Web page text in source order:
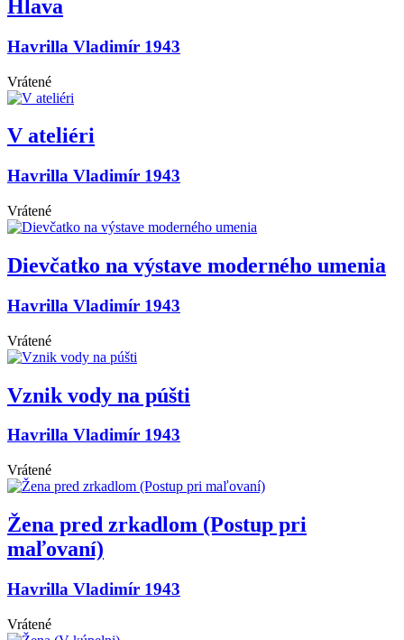
Hlava
Havrilla Vladimír 1943
Vrátené
V ateliéri
Havrilla Vladimír 1943
Vrátené
Dievčatko na výstave moderného umenia
Havrilla Vladimír 1943
Vrátené
Vznik vody na púšti
Havrilla Vladimír 1943
Vrátené
Žena pred zrkadlom (Postup pri
maľovaní)
Havrilla Vladimír 1943
Vrátené